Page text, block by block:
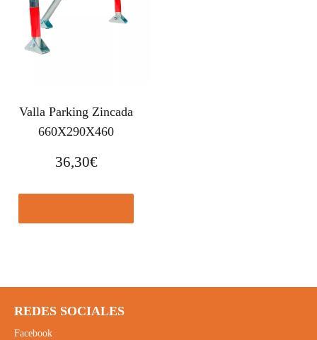
Valla Parking Zincada
660X290X460
36,30€
REDES SOCIALES
Facebook